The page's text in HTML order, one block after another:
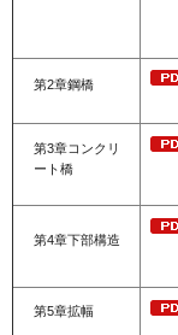
第2章鋼橋
第3章コンクリ
ート橋
第4章下部構造
第5章拡幅